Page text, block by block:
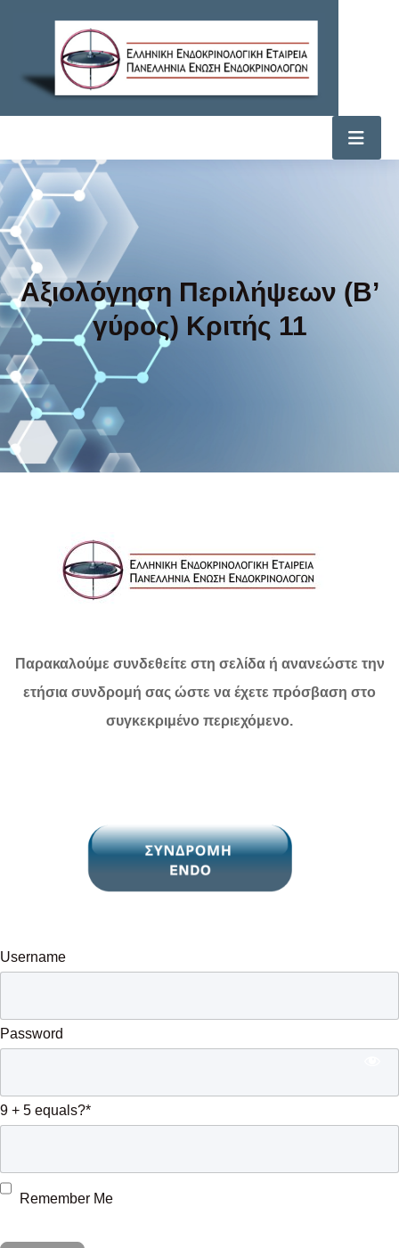
Αξιολόγηση Περιλήψεων (Β’
γύρος) Κριτής 11
Παρακαλούμε συνδεθείτε στη σελίδα ή ανανεώστε την
ετήσια συνδρομή σας ώστε να έχετε πρόσβαση στο
συγκεκριμένο περιεχόμενο.
Username
Password
9 + 5 equals?*
Remember Me